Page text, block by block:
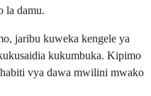
la damu.
jaribu kuweka kengele ya
kukumbuka. Kipimo
vya dawa mwilini mwako